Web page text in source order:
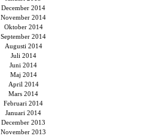
December 2014
November 2014
Oktober 2014
September 2014
Augusti 2014
Juli 2014
Juni 2014
Maj 2014
April 2014
Mars 2014
Februari 2014
Januari 2014
December 2013
November 2013